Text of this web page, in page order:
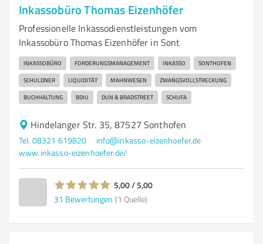
Inkassobüro Thomas Eizenhöfer
Professionelle Inkassodienstleistungen vom
Inkassobüro Thomas Eizenhöfer in Sont
INKASSOBÜRO FORDERUNGSMANAGEMENT INKASSO SONTHOFEN
SCHULDNER LIQUIDITÄT MAHNWESEN ZWANGSVOLLSTRECKUNG
BUCHHALTUNG BDIU DUN & BRADSTREET SCHUFA
Hindelanger Str. 35, 87527 Sonthofen
Tel. 08321 619820
info@inkasso-eizenhoefer.de
www.inkasso-eizenhoefer.de/
5,00 / 5,00
31 Bewertungen (1 Quelle)